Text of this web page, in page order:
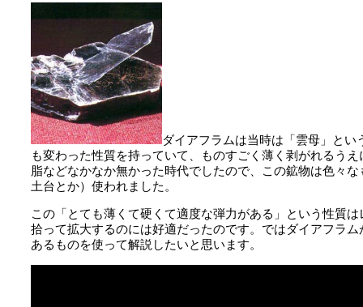
ダイアフラムは当時は「雲母」と
も変わった性質を持っていて、ものすごく薄く剥がれるう
脂などなかなか無かった時代でしたので、この鉱物は色々
土台とか）使われました。
この「とても薄くて硬くて適度な弾力がある」という性質
拾って拡大するのには好適だったのです。ではダイアフラ
あるものを使って解説したいと思います。